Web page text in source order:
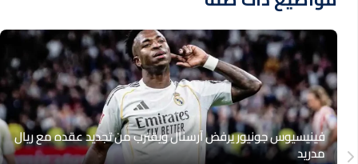
فينيسيوس جونيور يرفض آرسنال ويقترب من تجديد عقده مع ريال
مدريد